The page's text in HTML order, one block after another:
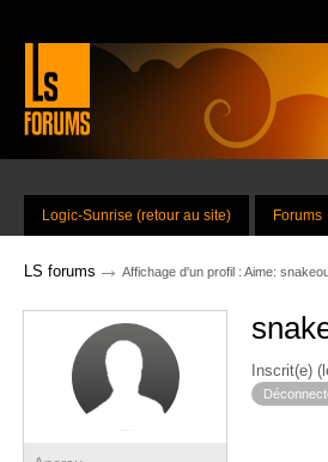
Logic-Sunrise (retour au site) Forums
LS forums → Affichage d'un profil : Aime:
Inscrit(e)